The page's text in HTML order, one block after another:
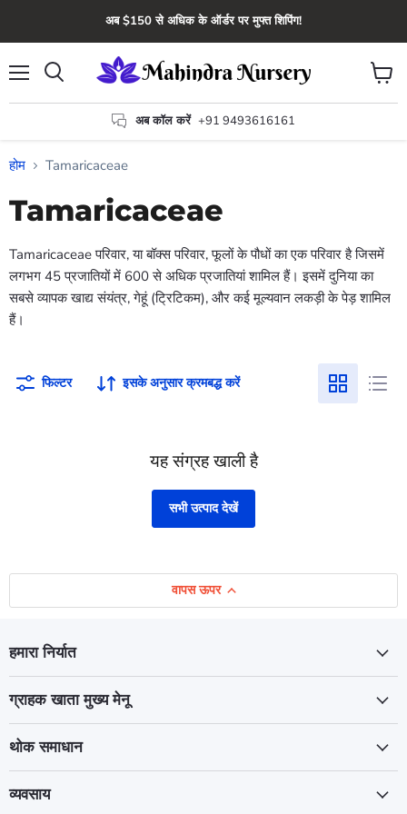
अब $150 से अधिक के ऑर्डर पर मुफ्त शिपिंग!
अब कॉल करें +91 9493616161
कार्ट
देंखे
होम Tamaricaceae
Tamaricaceae
Tamaricaceae परिवार, या बॉक्स परिवार, फूलों के पौधों का एक परिवार है जिसमें
लगभग 45 प्रजातियों में 600 से अधिक प्रजातियां शामिल हैं। इसमें दुनिया का
सबसे व्यापक खाद्य संयंत्र, गेहूं (ट्रिटिकम), और कई मूल्यवान लकड़ी के पेड़ शामिल
हैं।
फिल्टर इसके अनुसार क्रमबद्ध करें
यह संग्रह खाली है
सभी उत्पाद देखें
वापस ऊपर
हमारा निर्यात
ग्राहक खाता मुख्य मेनू
थोक समाधान
व्यवसाय